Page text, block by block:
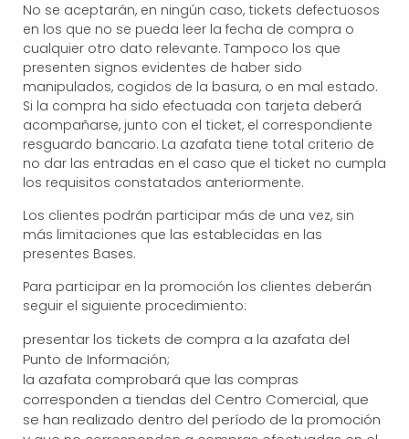
No se aceptarán, en ningún caso, tickets defectuosos
en los que no se pueda leer la fecha de compra o
cualquier otro dato relevante. Tampoco los que
presenten signos evidentes de haber sido
manipulados, cogidos de la basura, o en mal estado.
Si la compra ha sido efectuada con tarjeta deberá
acompañarse, junto con el ticket, el correspondiente
resguardo bancario. La azafata tiene total criterio de
no dar las entradas en el caso que el ticket no cumpla
los requisitos constatados anteriormente.
Los clientes podrán participar más de una vez, sin
más limitaciones que las establecidas en las
presentes Bases.
Para participar en la promoción los clientes deberán
seguir el siguiente procedimiento:
presentar los tickets de compra a la azafata del
Punto de Información;
la azafata comprobará que las compras
corresponden a tiendas del Centro Comercial, que
se han realizado dentro del período de la promoción